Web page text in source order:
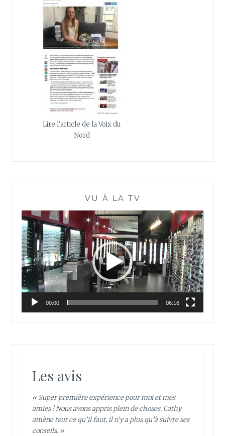
Lire l'article de la Voix du
Nord
VU À LA TV
Lecteur
vidéo
00:00 06:16
Les avis
« Super première expérience pour moi et mes
amies ! Nous avons appris plein de choses. Cathy
amène tout ce qu’il faut, il n’y a plus qu’à suivre ses
conseils. »